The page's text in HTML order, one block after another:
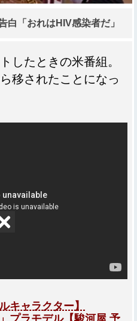
白「おれはHIV感染者だ」
したときの米番組。
移されたことになっ
キャラクター】